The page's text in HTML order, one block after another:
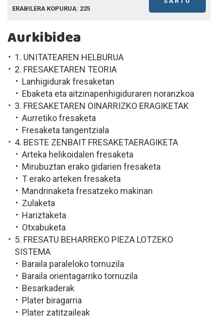
ERABILERA KOPURUA: 225
Aurkibidea
1. UNITATEAREN HELBURUA
2. FRESAKETAREN TEORIA
Lanhigidurak fresaketan
Ebaketa eta aitzinapenhigiduraren noranzkoa
3. FRESAKETAREN OINARRIZKO ERAGIKETAK
Aurretiko fresaketa
Fresaketa tangentziala
4. BESTE ZENBAIT FRESAKETAERAGIKETA
Arteka helikoidalen fresaketa
Mirubuztan erako gidarien fresaketa
T erako arteken fresaketa
Mandrinaketa fresatzeko makinan
Zulaketa
Hariztaketa
Otxabuketa
5. FRESATU BEHARREKO PIEZA LOTZEKO
SISTEMA
Baraila paraleloko tornuzila
Baraila orientagarriko tornuzila
Besarkaderak
Plater biragarria
Plater zatitzaileak